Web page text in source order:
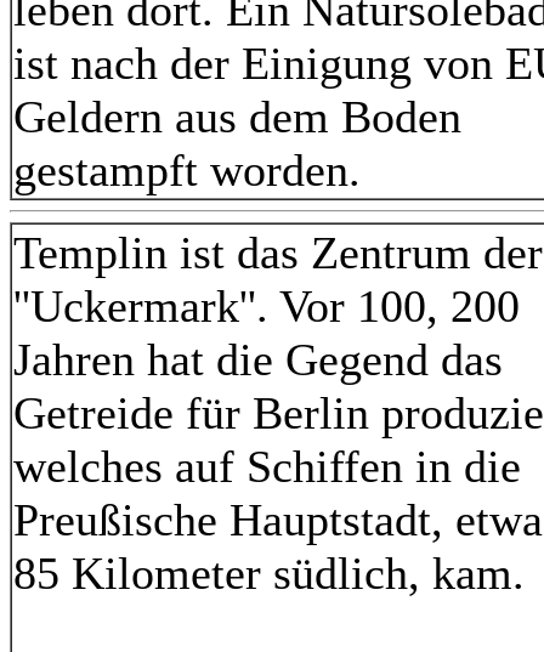
ist nach der Einigung von
Geldern aus dem Boden
gestampft worden.
Templin ist das Zentrum der
''Uckermark''. Vor 100, 200
Jahren hat die Gegend das
Getreide für Berlin
welches auf Schiffen in die
Preußische Hauptstadt, etwa
85 Kilometer südlich, kam.